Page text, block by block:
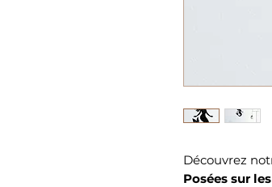
Découvrez
Posées sur